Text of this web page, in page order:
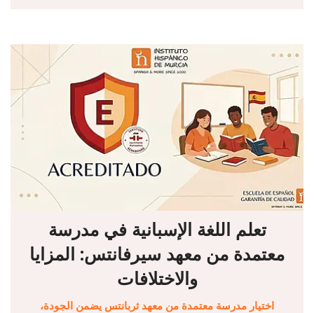
تعلم اللغة الإسبانية في مدرسة
معتمدة من معهد سيرفانتس: المزايا
والاختلافات
اختيار مدرسة معتمدة من معهد ثربانتس يضمن الجودة،